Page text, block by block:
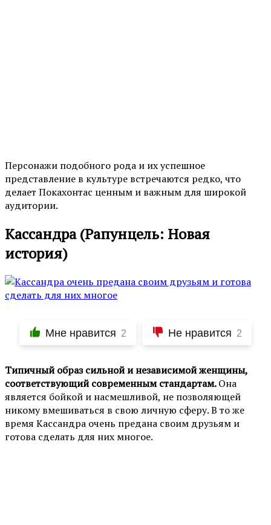
Персонажи подобного рода и их успешное
представление в культуре встречаются редко, что
делает Покахонтас ценным и важным для широкой
аудитории.
Кассандра (Рапунцель: Новая
история)
Мне нравится 2 Не нравится 2
Типичный образ сильной и независимой женщины,
соответствующий современным стандартам.Она
является бойкой и насмешливой, не позволяющей
никому вмешиваться в свою личную сферу. В то же
время Кассандра очень предана своим друзьям и
готова сделать для них многое.